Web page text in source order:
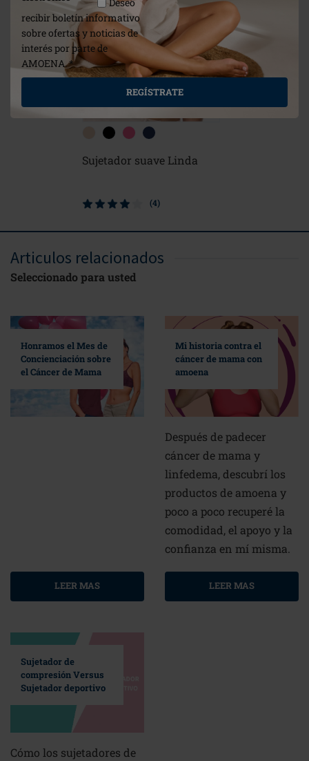
recibir boletín informativo
sobre ofertas y noticias de
interés por parte de
AMOENA. *
REGÍSTRATE
Sujetador suave Linda
(4)
Articulos relacionados
Seleccionado para usted
Honramos el Mes de
Concienciación sobre
el Cáncer de Mama
LEER MAS
Mi historia contra el
cáncer de mama con
amoena
Después de padecer
cáncer de mama y
linfedema, descubrí los
productos de amoena y
poco a poco recuperé la
comodidad, el apoyo y la
confianza en mí misma.
LEER MAS
Sujetador de
compresión Versus
Sujetador deportivo
Cómo los sujetadores de